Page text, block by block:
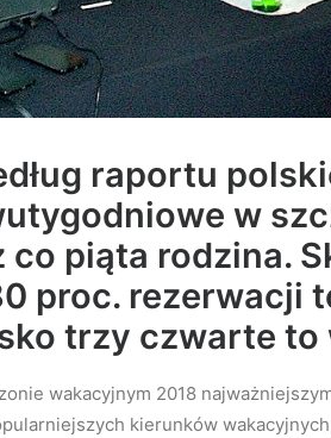
raportu
w
co piąta rodzina.
proc. rezerwacji
trzy czwarte
wakacyjnym 2018
kierunków